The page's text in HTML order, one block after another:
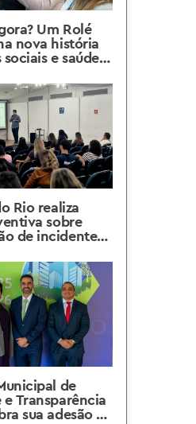
Um Rolé
nova história
e saúde
Rio realiza
sobre
de incidentes
de
Transparência
sua adesão à